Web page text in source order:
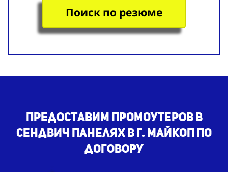
Поиск по резюме
Предоставим промоутеров в
сендвич панелях в г. Майкоп по
договору